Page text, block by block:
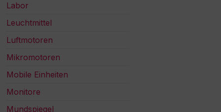
Labor
Leuchtmittel
Luftmotoren
Mikromotoren
Mobile Einheiten
Monitore
Mundspiegel